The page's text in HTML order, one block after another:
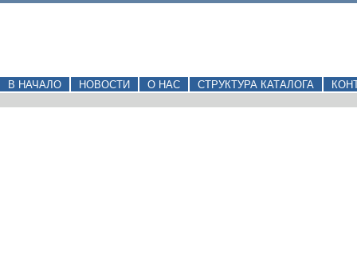
В НАЧАЛО НОВОСТИ О НАС СТРУКТУРА КАТАЛОГА